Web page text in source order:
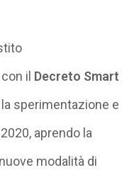
il Decreto Smart
sperimentazione e
aprendo la
modalità di